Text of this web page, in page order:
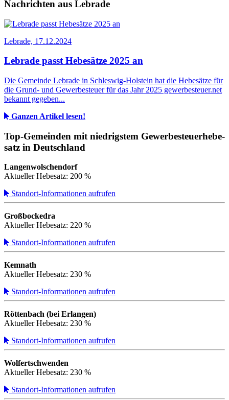
Nachrichten aus Lebrade
Lebrade, 17.12.2024
Lebrade passt Hebesätze 2025 an
Die Gemeinde Lebrade in Schleswig-Holstein hat die Hebesätze für
die Grund- und Gewerbesteuer für das Jahr 2025 gewerbesteuer.net
bekannt gegeben...
Ganzen Artikel lesen!
Top-­Ge­mein­den mit nied­rig­stem Ge­wer­be­steu­er­he­be­
satz in Deutsch­land
Langenwolschendorf
Aktueller Hebesatz: 200 %
Standort-Informationen aufrufen
Großbockedra
Aktueller Hebesatz: 220 %
Standort-Informationen aufrufen
Kemnath
Aktueller Hebesatz: 230 %
Standort-Informationen aufrufen
Röttenbach (bei Erlangen)
Aktueller Hebesatz: 230 %
Standort-Informationen aufrufen
Wolfertschwenden
Aktueller Hebesatz: 230 %
Standort-Informationen aufrufen